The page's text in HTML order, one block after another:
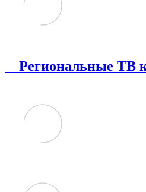
Региональные ТВ